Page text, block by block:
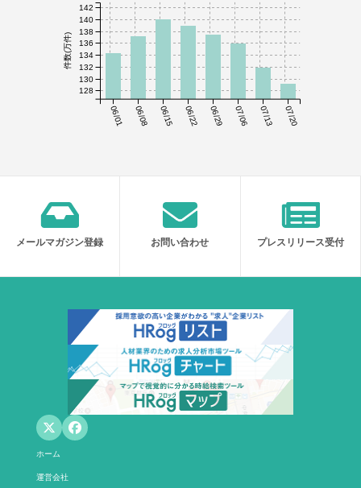
06/01 06/08 06/15 06/22 06/29 07/06 07/13 07/20
件数(万件)
128
130
132
134
136
138
140
142
メールマガジン登録 お問い合わせ プレスリリース受付
ホーム
運営会社